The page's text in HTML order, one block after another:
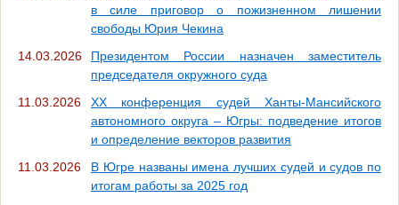
в силе приговор о пожизненном лишении
свободы Юрия Чекина
14.03.2026
Президентом России назначен заместитель
председателя окружного суда
11.03.2026
ХХ конференция судей Ханты-Мансийского
автономного округа – Югры: подведение итогов
и определение векторов развития
11.03.2026
В Югре названы имена лучших судей и судов по
итогам работы за 2025 год